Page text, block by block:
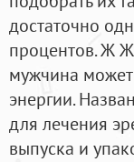
достаточно
процентов. Ж
мужчина может
энергии.
для лечения
выпуска и